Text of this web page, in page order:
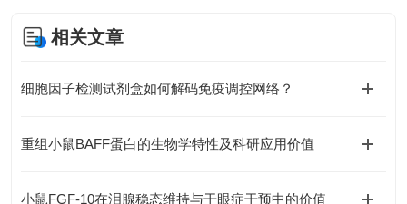
相关文章
细胞因子检测试剂盒如何解码免疫调控网络？
重组小鼠BAFF蛋白的生物学特性及科研应用价值
小鼠FGF-10在泪腺稳态维持与干眼症干预中的价值